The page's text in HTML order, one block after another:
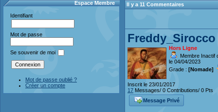
Espace Membre
Identifiant
Mot de passe
Se souvenir de moi
Mot de passe oublié ?
Créer un compte
Il y a 11 Commentaires
Freddy_Sirocco
Hors Ligne
Membre Inactif
le 04/04/2023
Grade : [Nomade]
Inscrit le 23/01/2017
17 Messages/ 0 Contributions/ 0 Pts
Message Privé